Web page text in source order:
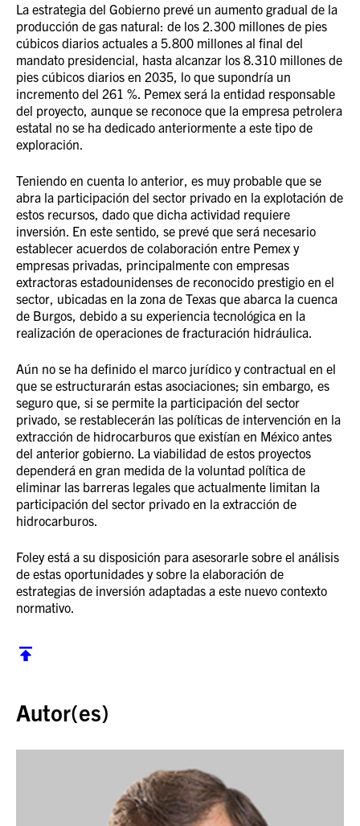
La estrategia del Gobierno prevé un aumento gradual de la
producción de gas natural: de los 2.300 millones de pies
cúbicos diarios actuales a 5.800 millones al final del
mandato presidencial, hasta alcanzar los 8.310 millones de
pies cúbicos diarios en 2035, lo que supondría un
incremento del 261 %. Pemex será la entidad responsable
del proyecto, aunque se reconoce que la empresa petrolera
estatal no se ha dedicado anteriormente a este tipo de
exploración.
Teniendo en cuenta lo anterior, es muy probable que se
abra la participación del sector privado en la explotación de
estos recursos, dado que dicha actividad requiere
inversión. En este sentido, se prevé que será necesario
establecer acuerdos de colaboración entre Pemex y
empresas privadas, principalmente con empresas
extractoras estadounidenses de reconocido prestigio en el
sector, ubicadas en la zona de Texas que abarca la cuenca
de Burgos, debido a su experiencia tecnológica en la
realización de operaciones de fracturación hidráulica.
Aún no se ha definido el marco jurídico y contractual en el
que se estructurarán estas asociaciones; sin embargo, es
seguro que, si se permite la participación del sector
privado, se restablecerán las políticas de intervención en la
extracción de hidrocarburos que existían en México antes
del anterior gobierno. La viabilidad de estos proyectos
dependerá en gran medida de la voluntad política de
eliminar las barreras legales que actualmente limitan la
participación del sector privado en la extracción de
hidrocarburos.
Foley está a su disposición para asesorarle sobre el análisis
de estas oportunidades y sobre la elaboración de
estrategias de inversión adaptadas a este nuevo contexto
normativo.
Autor(es)